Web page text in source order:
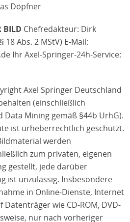
Döpfner
BILD Chefredakteur: Dirk
18 Abs. 2 MStV) E-Mail:
Ihr Axel-Springer-24h-Service:
Axel Springer Deutschland
(einschließlich
Data Mining gemäß §44b UrhG).
ist urheberrechtlich geschützt.
werden
zum privaten, eigenen
gestellt, jede darüber
ist unzulässig. Insbesondere
in Online-Dienste, Internet
wie CD-ROM, DVD-
nur nach vorheriger